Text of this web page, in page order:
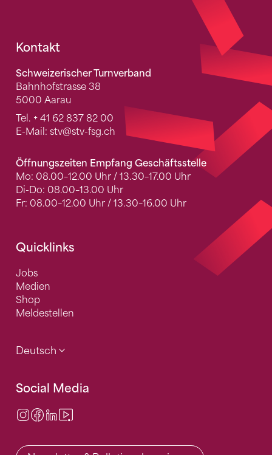
Fusszeile
Kontakt
Schweizerischer Turnverband
Bahnhofstrasse 38
5000 Aarau
Tel. + 41 62 837 82 00
E-Mail: stv@stv-fsg.ch
Öffnungszeiten Empfang Geschäftsstelle
Mo: 08.00–12.00 Uhr / 13.30–17.00 Uhr
Di-Do: 08.00–13.00 Uhr
Fr: 08.00–12.00 Uhr / 13.30–16.00 Uhr
Quicklinks
Jobs
Medien
Shop
Meldestellen
Deutsch
Social Media
Instagram
Facebook
LinkedIn